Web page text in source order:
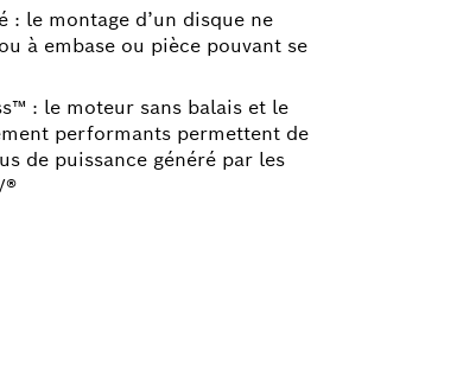
: le montage d’un disque ne
à embase ou pièce pouvant se
: le moteur sans balais et le
performants permettent de
de puissance généré par les